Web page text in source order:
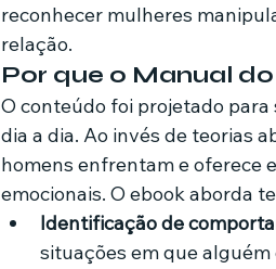
reconhecer mulheres
relação.
Por que o Manual
O conteúdo foi projetado para
dia a dia. Ao invés de teorias
homens enfrentam e oferece
emocionais. O ebook aborda
Identificação de
situações em que